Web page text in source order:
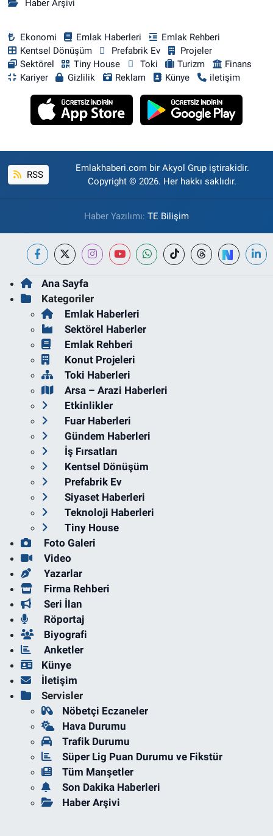
Haber Arşivi
Ekonomi Emlak Haberleri
Emlak Rehberi
Kentsel Dönüşüm
Prefabrik Ev
Projeler
Sektörel
Tiny House Toki Turizm
Finans
Kariyer
Gizlilik Reklam Künye iletişim
RSS
Emlakhaberi.com bir Akyol Grup iştirakidir.
Copyright © 2026. Her hakkı saklıdır.
Haber Yazılımı: TE Bilişim
Ana Sayfa
Kategoriler
Emlak Haberleri
Sektörel Haberler
Emlak Rehberi
Konut Projeleri
Toki Haberleri
Arsa – Arazi Haberleri
Etkinlikler
Fuar Haberleri
Gündem Haberleri
İş Fırsatları
Kentsel Dönüşüm
Prefabrik Ev
Siyaset Haberleri
Teknoloji Haberleri
Tiny House
Foto Galeri
Video
Yazarlar
Firma Rehberi
Seri İlan
Röportaj
Biyografi
Anketler
Künye
İletişim
Servisler
Nöbetçi Eczaneler
Hava Durumu
Trafik Durumu
Süper Lig Puan Durumu ve Fikstür
Tüm Manşetler
Son Dakika Haberleri
Haber Arşivi